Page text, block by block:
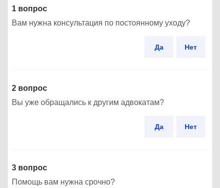
1 вопрос
Вам нужна консультация по постоянному уходу?
Да Нет
2 вопрос
Вы уже обращались к другим адвокатам?
Да Нет
3 вопрос
Помощь вам нужна срочно?